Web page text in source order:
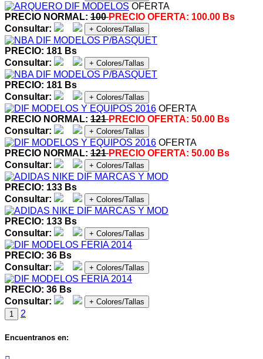
OFERTA
PRECIO NORMAL: 100PRECIO OFERTA: 100.00 Bs
Consultar:
+ Colores/Tallas
PRECIO: 181 Bs
Consultar:
+ Colores/Tallas
PRECIO: 181 Bs
Consultar:
+ Colores/Tallas
OFERTA
PRECIO NORMAL: 121PRECIO OFERTA: 50.00 Bs
Consultar:
+ Colores/Tallas
OFERTA
PRECIO NORMAL: 121PRECIO OFERTA: 50.00 Bs
Consultar:
+ Colores/Tallas
PRECIO: 133 Bs
Consultar:
+ Colores/Tallas
PRECIO: 133 Bs
Consultar:
+ Colores/Tallas
PRECIO: 36 Bs
Consultar:
+ Colores/Tallas
PRECIO: 36 Bs
Consultar:
+ Colores/Tallas
1
2
Encuentranos en: